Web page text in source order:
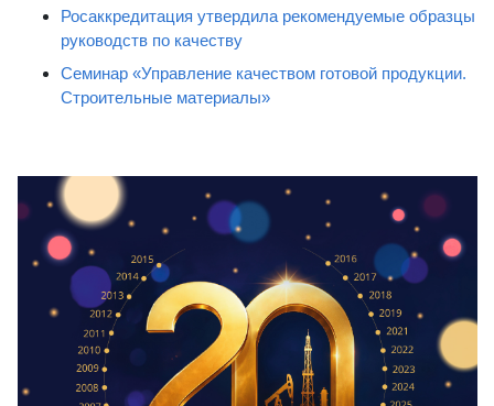
Росаккредитация утвердила рекомендуемые образцы
руководств по качеству
Семинар «Управление качеством готовой продукции.
Строительные материалы»